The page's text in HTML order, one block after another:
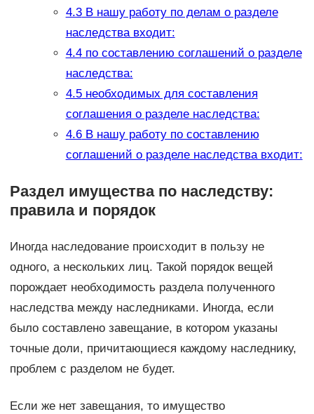
4.3В нашу работу по делам о разделе
наследства входит:
4.4по составлению соглашений о разделе
наследства:
4.5необходимых для составления
соглашения о разделе наследства:
4.6В нашу работу по составлению
соглашений о разделе наследства входит:
Раздел имущества по наследству:
правила и порядок
Иногда наследование происходит в пользу не
одного, а нескольких лиц. Такой порядок вещей
порождает необходимость раздела полученного
наследства между наследниками. Иногда, если
было составлено завещание, в котором указаны
точные доли, причитающиеся каждому наследнику,
проблем с разделом не будет.
Если же нет завещания, то имущество